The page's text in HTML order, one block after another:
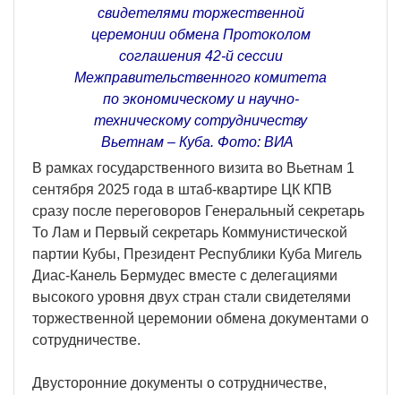
свидетелями торжественной
церемонии обмена Протоколом
соглашения 42-й сессии
Межправительственного комитета
по экономическому и научно-
техническому сотрудничеству
Вьетнам – Куба. Фото: ВИА
В рамках государственного визита во Вьетнам 1
сентября 2025 года в штаб-квартире ЦК КПВ
сразу после переговоров Генеральный секретарь
То Лам и Первый секретарь Коммунистической
партии Кубы, Президент Республики Куба Мигель
Диас-Канель Бермудес вместе с делегациями
высокого уровня двух стран стали свидетелями
торжественной церемонии обмена документами о
сотрудничестве.
Двусторонние документы о сотрудничестве,